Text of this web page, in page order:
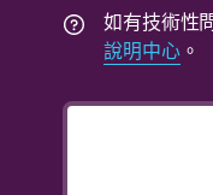
如有技術性
說明中心。